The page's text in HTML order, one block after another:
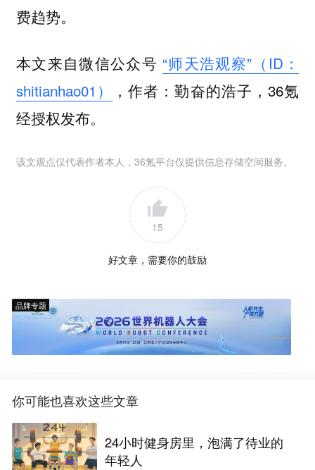
费趋势。
本文来自微信公众号 “师天浩观察”（ID：
shitianhao01）
，作者：勤奋的浩子，36氪
经授权发布。
该文观点仅代表作者本人，36氪平台仅提供信息存储空间服务。
15
好文章，需要你的鼓励
品牌专题
你可能也喜欢这些文章
24小时健身房里，泡满了待业的
年轻人